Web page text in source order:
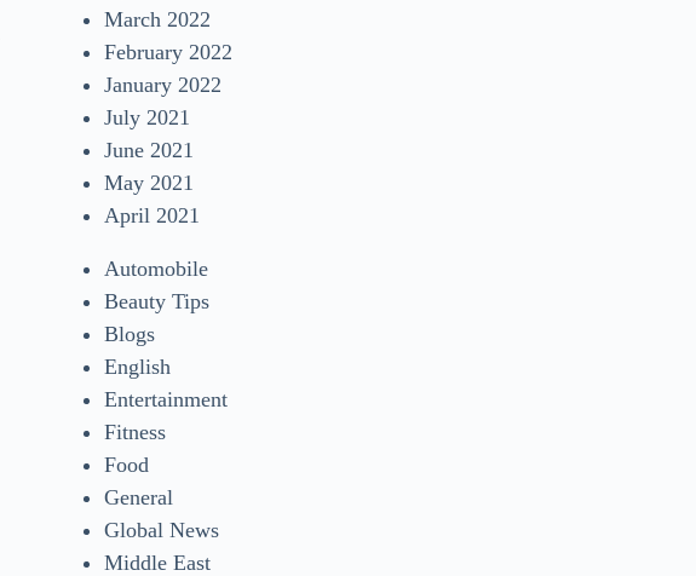
March 2022
February 2022
January 2022
July 2021
June 2021
May 2021
April 2021
Automobile
Beauty Tips
Blogs
English
Entertainment
Fitness
Food
General
Global News
Middle East